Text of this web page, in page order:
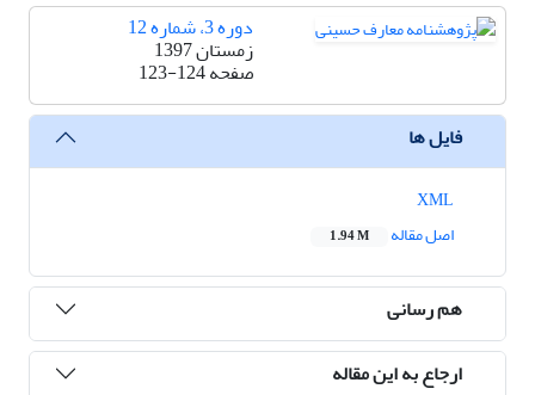
دوره 3، شماره 12
زمستان 1397
صفحه123-124
فایل ها
اصل مقاله
1.94 M
هم رسانی
ارجاع به این مقاله